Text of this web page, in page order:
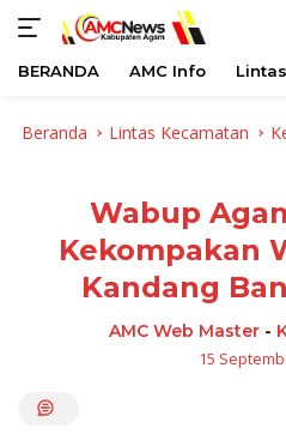
BERANDA AMC Info
Beranda Lintas Kecamatan
Wabup
Kekompakan
Kandang
AMC Web Master-
15